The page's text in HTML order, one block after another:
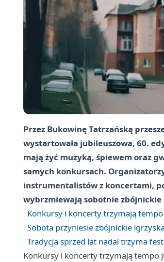
Przez Bukowinę Tatrzańską
wystartowała jubileuszowa, 60.
mają żyć muzyką, śpiewem oraz
samych konkursach.
instrumentalistów z koncertami,
wybrzmiewają sobotnie
Konkursy i koncerty trzymają
Sobota przyniesie zbójnickie
Tradycja sprzed lat nadal trzyma
Konkursy i koncerty trzymają tempo